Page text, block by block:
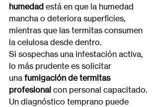
humedad está en que la humedad
mancha o deteriora superficies,
mientras que las termitas consumen
la celulosa desde dentro.
Si sospechas una infestación activa,
lo más prudente es solicitar
una fumigación de termitas
profesional con personal capacitado.
Un diagnóstico temprano puede